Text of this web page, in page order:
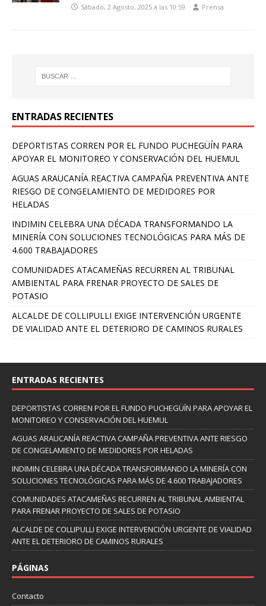
Sábado, 2 Agosto, 2025 a las 10:59 Prensa
ENTRADAS RECIENTES
DEPORTISTAS CORREN POR EL FUNDO PUCHEGÜÍN PARA
APOYAR EL MONITOREO Y CONSERVACIÓN DEL HUEMUL
AGUAS ARAUCANÍA REACTIVA CAMPAÑA PREVENTIVA ANTE
RIESGO DE CONGELAMIENTO DE MEDIDORES POR
HELADAS
INDIMIN CELEBRA UNA DÉCADA TRANSFORMANDO LA
MINERÍA CON SOLUCIONES TECNOLÓGICAS PARA MÁS DE
4.600 TRABAJADORES
COMUNIDADES ATACAMEÑAS RECURREN AL TRIBUNAL
AMBIENTAL PARA FRENAR PROYECTO DE SALES DE
POTASIO
ALCALDE DE COLLIPULLI EXIGE INTERVENCIÓN URGENTE
DE VIALIDAD ANTE EL DETERIORO DE CAMINOS RURALES
ENTRADAS RECIENTES
DEPORTISTAS CORREN POR EL FUNDO PUCHEGÜÍN PARA APOYAR EL
MONITOREO Y CONSERVACIÓN DEL HUEMUL
AGUAS ARAUCANÍA REACTIVA CAMPAÑA PREVENTIVA ANTE RIESGO
DE CONGELAMIENTO DE MEDIDORES POR HELADAS
INDIMIN CELEBRA UNA DÉCADA TRANSFORMANDO LA MINERÍA CON
SOLUCIONES TECNOLÓGICAS PARA MÁS DE 4.600 TRABAJADORES
COMUNIDADES ATACAMEÑAS RECURREN AL TRIBUNAL AMBIENTAL
PARA FRENAR PROYECTO DE SALES DE POTASIO
ALCALDE DE COLLIPULLI EXIGE INTERVENCIÓN URGENTE DE VIALIDAD
ANTE EL DETERIORO DE CAMINOS RURALES
PÁGINAS
Contacto